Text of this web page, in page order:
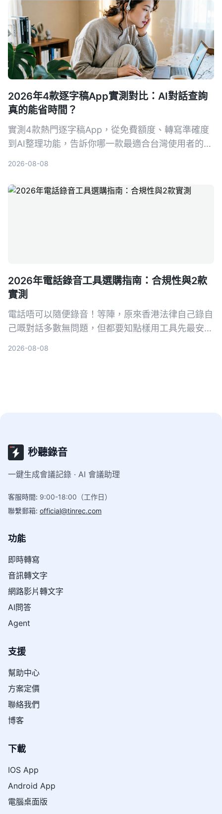
2026年4款逐字稿App實測對比：AI對話查詢
真的能省時間？
實測4款熱門逐字稿App，從免費額度、轉寫準確度
到AI整理功能，告訴你哪一款最適合台灣使用者的會
2026-08-08
2026年電話錄音工具選購指南：合規性與2款
實測
電話唔可以隨便錄音！等陣，原來香港法律自己錄自
己嘅對話多數無問題，但都要知點樣用工具先最安
2026-08-08
秒聽錄音
一鍵生成會議記錄 · AI 會議助理
客服時間: 9:00-18:00（工作日）
聯繫郵箱: official@tinrec.com
功能
即時轉寫
音訊轉文字
網路影片轉文字
AI問答
Agent
支援
幫助中心
方案定價
聯絡我們
博客
下載
IOS App
Android App
電腦桌面版